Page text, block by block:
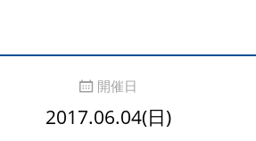
開催日
2017.06.04(日)